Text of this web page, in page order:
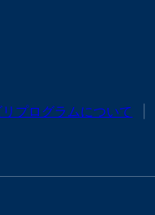
リプログラムについて